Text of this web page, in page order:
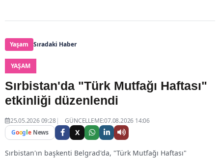
Yaşam Sıradaki Haber
YAŞAM
Sırbistan'da "Türk Mutfağı Haftası"
etkinliği düzenlendi
25.05.2026 09:28
GÜNCELLEME:07.08.2026 14:06
Google News X
Sırbistan'ın başkenti Belgrad'da, "Türk Mutfağı Haftası"